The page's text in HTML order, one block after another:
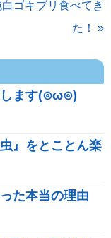
ゴキブリ食べてき
た！ »
します(⊙ω⊙)
』をとことん楽
た本当の理由